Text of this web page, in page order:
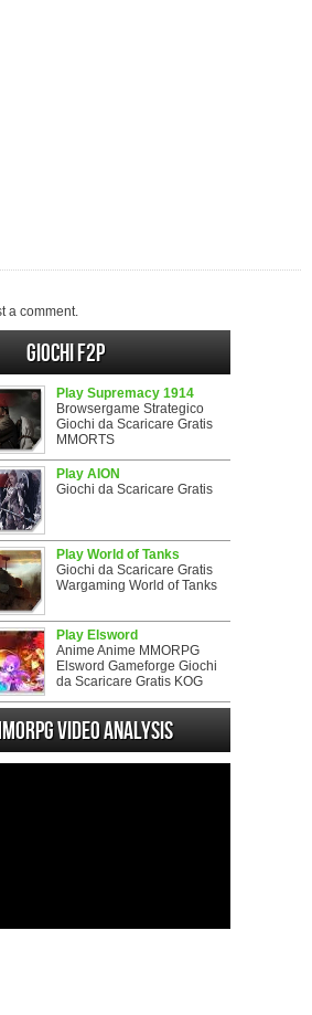
a comment.
Giochi F2P
Play Supremacy 1914
Browsergame Strategico
Giochi da Scaricare Gratis
MMORTS
Play AION
Giochi da Scaricare Gratis
Play World of Tanks
Giochi da Scaricare Gratis
Wargaming World of Tanks
Play Elsword
Anime Anime MMORPG
Elsword Gameforge Giochi
da Scaricare Gratis KOG
Video analysis